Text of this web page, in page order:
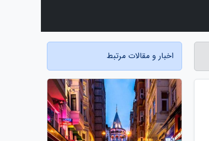
اخبار و مقالات مرتبط